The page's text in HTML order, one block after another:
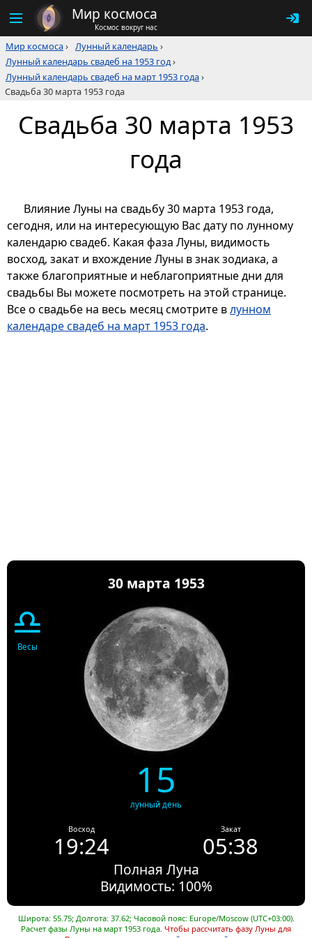
Мир космоса
Космос вокруг нас
Мир космоса› Лунный календарь ›
Лунный календарь свадеб на 1953 год›
Лунный календарь свадеб на март 1953 года›
Свадьба 30 марта 1953 года
Свадьба 30 марта 1953
года
Влияние Луны на свадьбу 30 марта 1953 года,
сегодня, или на интересующую Вас дату по лунному
календарю свадеб. Какая фаза Луны, видимость
восход, закат и вхождение Луны в знак зодиака, а
также благоприятные и неблагоприятные дни для
свадьбы Вы можете посмотреть на этой странице.
Все о свадьбе на весь месяц смотрите влунном
календаре свадеб на март 1953 года.
30 марта 1953
♎
Весы
15
лунный день
Восход
19:24
Закат
05:38
Полная Луна
Видимость: 100%
Широта: 55.75; Долгота: 37.62; Часовой пояс: Europe/Moscow (UTC+03:00).
Расчет фазы Луны на март 1953 года. Чтобы рассчитать фазу Луны для